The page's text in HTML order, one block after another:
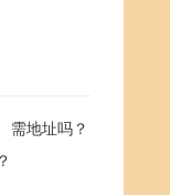
需地址吗？